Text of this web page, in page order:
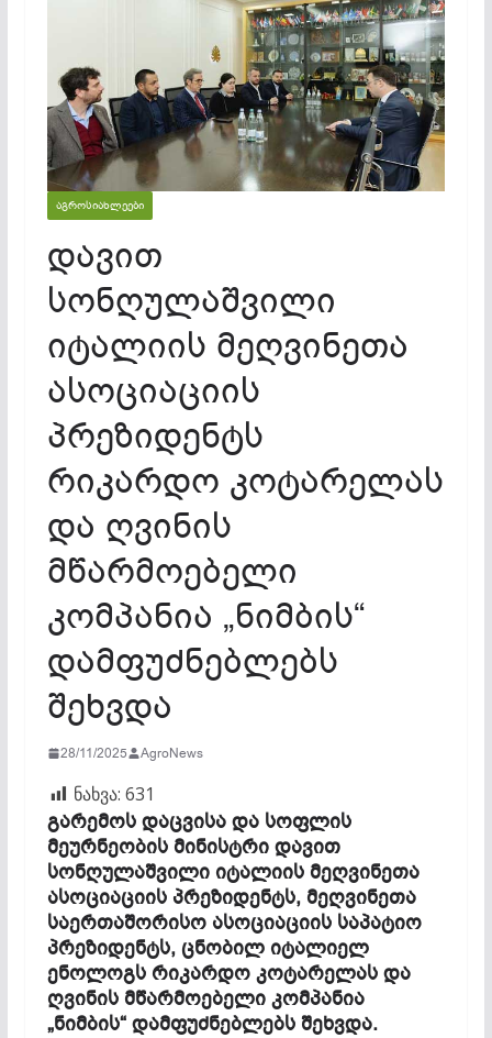
ᲐᲒᲠᲝᲡᲘᲐᲮᲚᲔᲔᲑᲘ
დავით
სონღულაშვილი
იტალიის მეღვინეთა
ასოციაციის
პრეზიდენტს
რიკარდო კოტარელას
და ღვინის
მწარმოებელი
კომპანია „ნიმბის“
დამფუძნებლებს
შეხვდა
28/11/2025 AgroNews
ნახვა: 631
გარემოს დაცვისა და სოფლის
მეურნეობის მინისტრი დავით
სონღულაშვილი იტალიის მეღვინეთა
ასოციაციის პრეზიდენტს, მეღვინეთა
საერთაშორისო ასოციაციის საპატიო
პრეზიდენტს, ცნობილ იტალიელ
ენოლოგს რიკარდო კოტარელას და
ღვინის მწარმოებელი კომპანია
„ნიმბის“ დამფუძნებლებს შეხვდა.